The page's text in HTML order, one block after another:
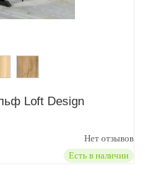
Loft Design
Нет отзывов
Есть в наличии